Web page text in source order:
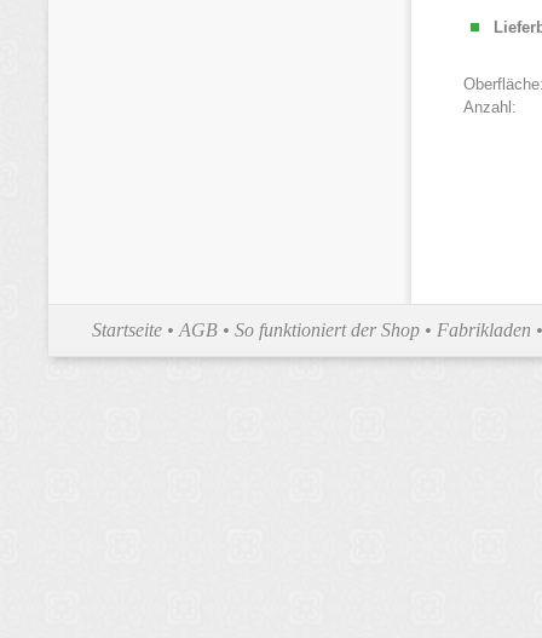
Anzahl:
Startseite •AGB •So funktioniert der Shop • Fabrikladen